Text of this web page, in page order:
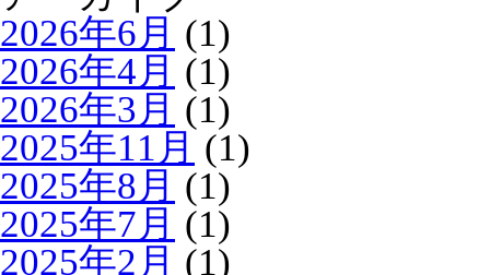
2026年6月 (1)
2026年4月 (1)
2026年3月 (1)
2025年11月 (1)
2025年8月 (1)
2025年7月 (1)
2025年2月 (1)